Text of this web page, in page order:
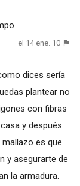
el 14 ene. 10
dices sería
plantear no
con fibras
y después
es que
y asegurarte de
la armadura.